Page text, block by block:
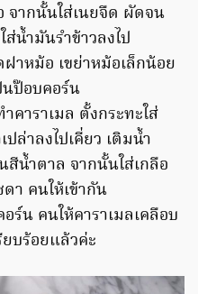
จากนั้นใส่เนยจืด ผัดจน
น้ำมันรำข้าวลงไป
าหม้อ เขย่าหม้อเล็กน้อย
นป๊อบคอร์น
คาราเมล ตั้งกระทะใส่
ล่าลงไปเคี่ยว เติมน้ำ
สีน้ำตาล จากนั้นใส่เกลือ
า คนให้เข้ากัน
ร์น คนให้คาราเมลเคลือบ
บร้อยแล้วค่ะ